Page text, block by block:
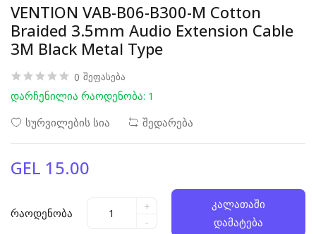
VENTION VAB-B06-B300-M Cotton
Braided 3.5mm Audio Extension Cable
3M Black Metal Type
0 შეფასება
დარჩენილია რაოდენობა: 1
სურვილების სია
შედარება
GEL 15.00
რაოდენობა
+
-
კალათაში
დამატება